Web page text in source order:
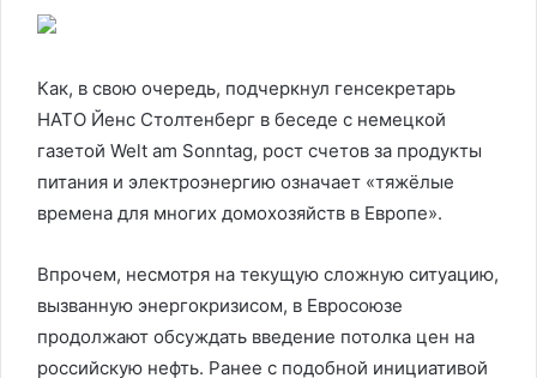
Как, в свою очередь, подчеркнул генсекретарь
НАТО Йенс Столтенберг в беседе с немецкой
газетой Welt am Sonntag, рост счетов за продукты
питания и электроэнергию означает «тяжёлые
времена для многих домохозяйств в Европе».
Впрочем, несмотря на текущую сложную ситуацию,
вызванную энергокризисом, в Евросоюзе
продолжают обсуждать введение потолка цен на
российскую нефть. Ранее с подобной инициативой